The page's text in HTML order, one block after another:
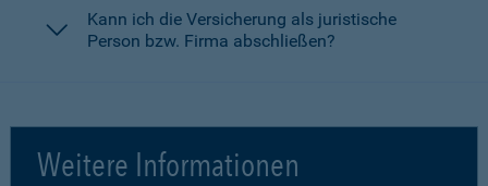
Kann ich die Versicherung als juristische
Person bzw. Firma abschließen?
Weitere Informationen